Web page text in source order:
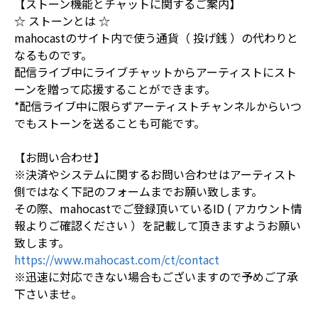
☆ ストーンとは ☆
mahocastのサイト内で使う通貨（ 投げ銭 ）の代わりと
なるものです。
配信ライブ中にライブチャットからアーティストにスト
ーンを贈って応援することができます。
*配信ライブ中に限らずアーティストチャンネルからいつ
でもストーンを送ることも可能です。
【お問い合わせ】
※決済やシステムに関するお問い合わせはアーティスト
側ではなく下記のフォームまでお願い致します。
その際、mahocastでご登録頂いているID ( アカウント情
報よりご確認ください ）を記載して頂きますようお願い
致します。
https://www.mahocast.com/ct/contact
※迅速に対応できない場合もございますので予めご了承
下さいませ。